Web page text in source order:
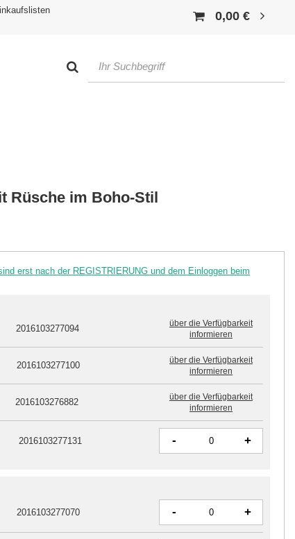
0,00 €
Rüsche im Boho-Stil
erst nach der REGISTRIERUNG und dem Einloggen beim
2016103277070 - +
2016103277094
über die Verfügbarkeit
informieren
2016103277100
über die Verfügbarkeit
informieren
2016103276882
über die Verfügbarkeit
informieren
2016103277131 - +